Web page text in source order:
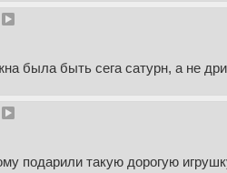
была быть сега сатурн, а не
подарили такую дорогую